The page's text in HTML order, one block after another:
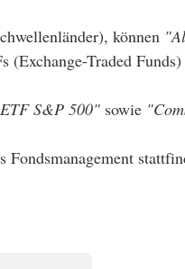
können
(Exchange-Traded Funds)
S&P 500" sowie